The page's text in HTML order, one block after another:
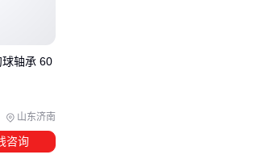
定期检查轴承外圈温度，突然升高5℃就要警惕
每500小时补充一次，高温环境缩短至300小时
山东济南
轴承 60
咨询